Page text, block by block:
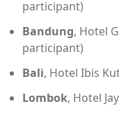
participant)
Bandung, Hotel
participant)
Bali, Hotel Ibis
Lombok, Hotel